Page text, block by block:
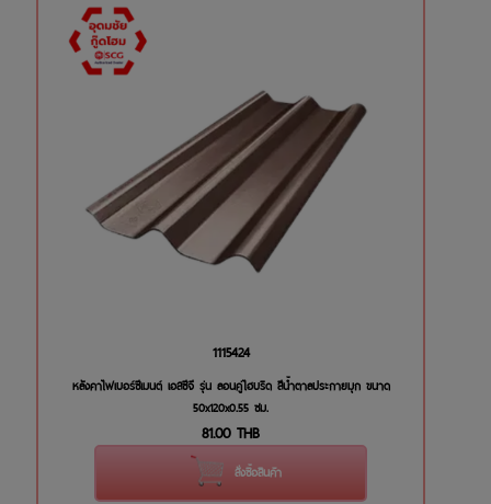
1115424
หลังคาไฟเบอร์ซีเมนต์ เอสซีจี รุ่น ลอนคู่ไฮบริด สีน้ำตาลประกายมุก ขนาด
50x120x0.55 ซม.
81.00 THB
สั่งซื้อสินค้า